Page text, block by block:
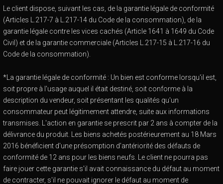
Le client dispose, suivant les cas, de la garantie légale de conformité
(Articles L.217-7 à L.217-14 du Code de la consommation), de la
garantie légale contre les vices cachés (Article 1641 à 1649 du Code
Civil) et de la garantie commerciale (Articles L.217-15 à L.217-16 du
Code de la consommation).
*La garantie légale de conformité : Un bien est conforme lorsqu'il est,
soit propre à l'usage auquel il était destiné, soit conforme à la
description du vendeur, soit présentant les qualités qu'un
consommateur peut légitimement attendre, suite aux informations
transmises. L'action en garantie se prescrit par 2 ans à compter de la
délivrance du produit. Les biens achetés postérieurement au 18 Mars
2016 bénéficient d'une présomption d'antériorité des défauts de
conformité de 12 ans pour les biens neufs. Le client ne pourra pas
faire jouer cette garantie s'il avait connaissance du défaut au moment
de contracter, s'il ne pouvait ignorer le défaut au moment de